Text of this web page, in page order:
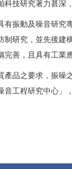
科技研究著力甚深
有振動及噪音研究
制研究，並先後建
善，且具有工業
產品之要求，振噪
音工程研究中心」